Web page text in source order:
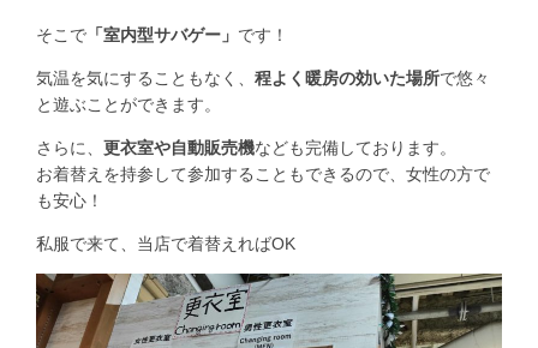
そこで 「室内型サバゲー」 です！
気温を気にすることもなく、程よく暖房の効いた場所で悠々
と遊ぶことができます。
さらに、更衣室や自動販売機なども完備しております。
お着替えを持参して参加することもできるので、女性の方で
も安心！
私服で来て、当店で着替えればOK